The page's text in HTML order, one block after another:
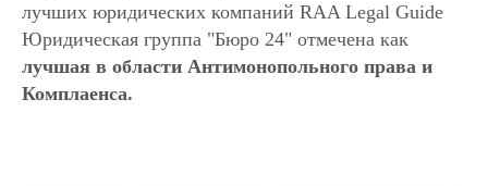
лучших юридических компаний RAA Legal Guide
Юридическая группа "Бюро 24" отмечена как
лучшая в области Антимонопольного права и
Комплаенса.